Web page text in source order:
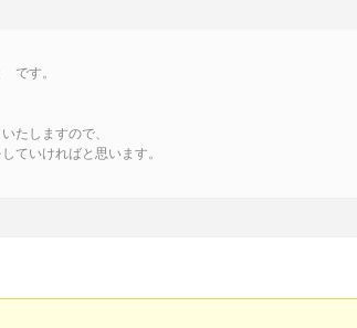
です。
たしますので、
ていければと思います。